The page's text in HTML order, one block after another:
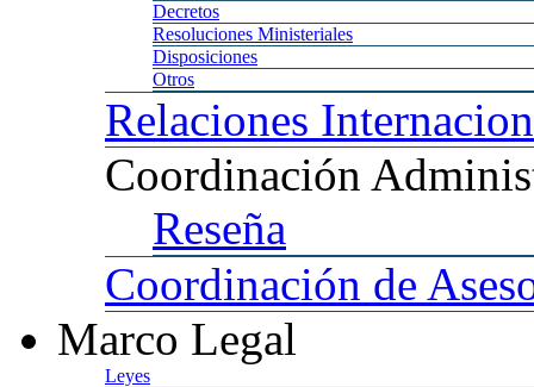
Decretos
Resoluciones Ministeriales
Disposiciones
Otros
Relaciones
Coordinación
Reseña
Coordinación de
Marco Legal
Leyes